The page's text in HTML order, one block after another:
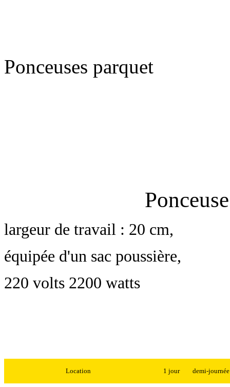
Ponceuses parquet
largeur de travail : 20 cm,
équipée d'un sac poussière,
220 volts 2200 watts
Location 1 jour demi-journée